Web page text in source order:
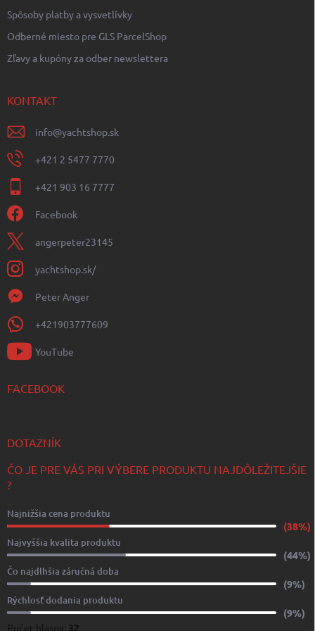
Spôsoby platby a vysvetlívky
Odberné miesto pre GLS ParcelShop
Zľavy a kupóny za odber newslettera
KONTAKT
info@yachtshop.sk
+421 2 5477 7770
+421 903 16 7777
Facebook
angerpeter23145
yachtshop.sk/
Peter Anger
+421903777609
YouTube
FACEBOOK
DOTAZNÍK
ČO JE PRE VÁS PRI VÝBERE PRODUKTU NAJDÔLEŽITEJŠIE
?
Najnižšia cena produktu
(38%)
Najvyššia kvalita produktu
(44%)
Čo najdlhšia záručná doba
(9%)
Rýchlosť dodania produktu
(9%)
Počet hlasov: 32